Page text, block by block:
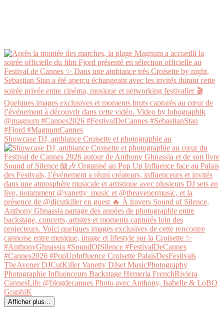
Showcase DJ, ambiance Croisette et photographie au
Afficher plus...